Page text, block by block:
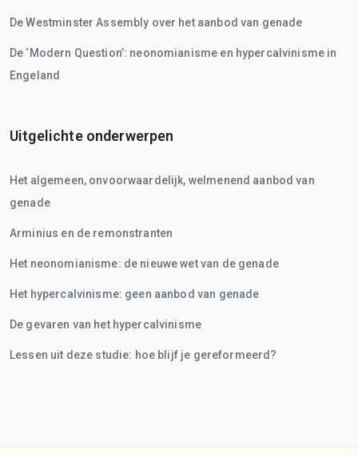
De Westminster Assembly over het aanbod van genade
De ‘Modern Question’: neonomianisme en hypercalvinisme in
Engeland
Uitgelichte onderwerpen
Het algemeen, onvoorwaardelijk, welmenend aanbod van
genade
Arminius en de remonstranten
Het neonomianisme: de nieuwe wet van de genade
Het hypercalvinisme: geen aanbod van genade
De gevaren van het hypercalvinisme
Lessen uit deze studie: hoe blijf je gereformeerd?